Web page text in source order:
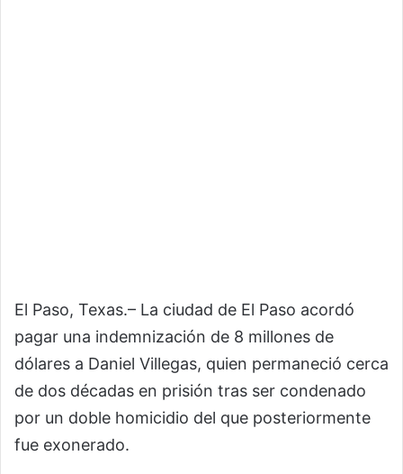
El Paso, Texas.– La ciudad de El Paso acordó
pagar una indemnización de 8 millones de
dólares a Daniel Villegas, quien permaneció cerca
de dos décadas en prisión tras ser condenado
por un doble homicidio del que posteriormente
fue exonerado.